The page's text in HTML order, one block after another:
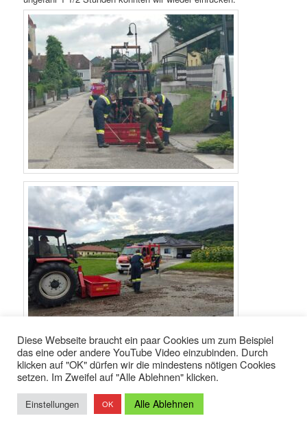
Datenschutzerklärung Stolz präsentiert von WordPress
Diese Webseite braucht ein paar Cookies um zum Beispiel
das eine oder andere YouTube Video einzubinden. Durch
klicken auf "OK" dürfen wir die mindestens nötigen Cookies
setzen. Im Zweifel auf "Alle Ablehnen" klicken.
Einstellungen OK Alle Ablehnen